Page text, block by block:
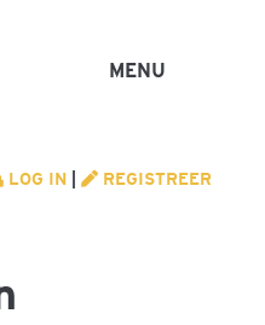
MENU
LOG IN REGISTREER